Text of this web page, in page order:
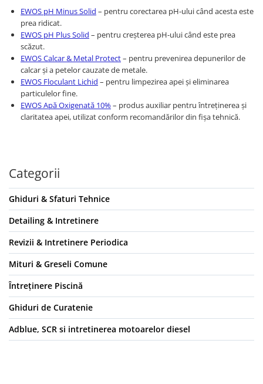
EWOS pH Minus Solid – pentru corectarea pH-ului când acesta este
prea ridicat.
EWOS pH Plus Solid – pentru creșterea pH-ului când este prea
scăzut.
EWOS Calcar & Metal Protect– pentru prevenirea depunerilor de
calcar și a petelor cauzate de metale.
EWOS Floculant Lichid – pentru limpezirea apei și eliminarea
particulelor fine.
EWOS Apă Oxigenată 10% – produs auxiliar pentru întreținerea și
claritatea apei, utilizat conform recomandărilor din fișa tehnică.
Categorii
Ghiduri & Sfaturi Tehnice
Detailing & Intretinere
Revizii & Intretinere Periodica
Mituri & Greseli Comune
Întreținere Piscină
Ghiduri de Curatenie
Adblue, SCR si intretinerea motoarelor diesel